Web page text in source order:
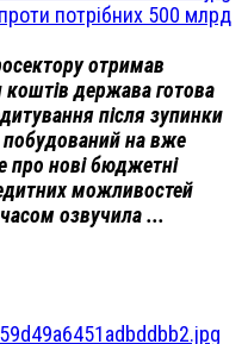
потрібних 500 млрд
отримав
держава готова
після зупинки
на вже
про нові бюджетні
можливостей
часом озвучила ...